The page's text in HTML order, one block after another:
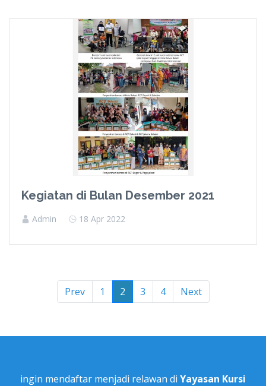
Kegiatan di Bulan Desember 2021
Admin 18 Apr 2022
Prev 1 2(current)
3 4 Next
ingin mendaftar menjadi relawan di Yayasan Kursi